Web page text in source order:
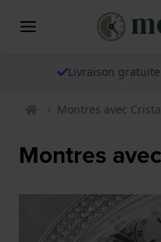
Livraison
Montres avec
Montres